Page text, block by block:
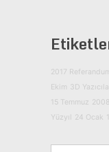
2017
Ekim 3D
15 Temmuz
Yüzyıl
24 Ocak